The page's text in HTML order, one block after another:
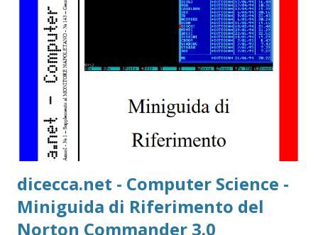
dicecca.net - Computer Science -
Miniguida di Riferimento del
Norton Commander 3.0